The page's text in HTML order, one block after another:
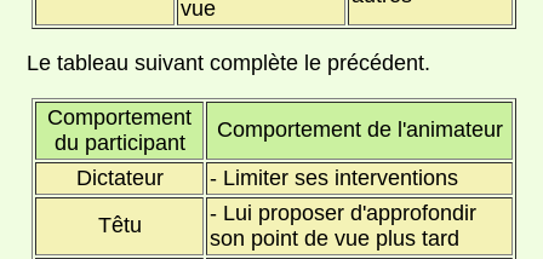
vue
Le tableau suivant complète le précédent.
Comportement
du participant
Comportement de l'animateur
Dictateur
- Limiter ses interventions
Têtu
- Lui proposer d'approfondir
son point de vue plus tard